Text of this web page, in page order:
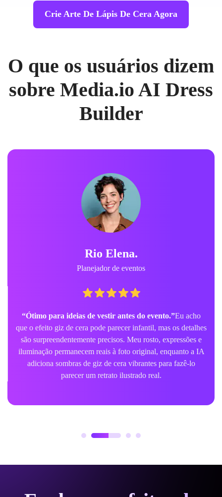
Crie Arte De Lápis De Cera Agora
O que os usuários dizem
sobre Media.io AI Dress
Builder
Rio Elena.
Planejador de eventos
“Ótimo para ideias de vestir antes do evento.”Eu acho
que o efeito giz de cera pode parecer infantil, mas os detalhes
são surpreendentemente precisos. Meu rosto, expressões e
iluminação permanecem reais à foto original, enquanto a IA
adiciona sombras de giz de cera vibrantes para fazê-lo
parecer um retrato ilustrado real.